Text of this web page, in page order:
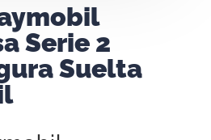
Serie 2
Suelta